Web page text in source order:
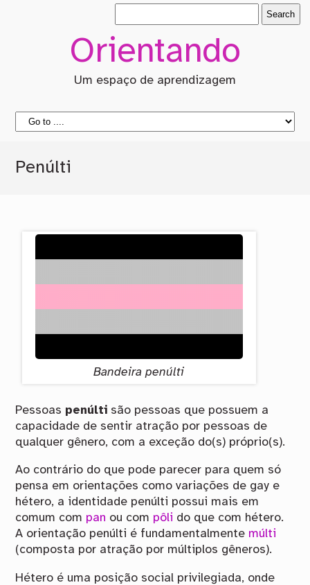
Orientando
Um espaço de aprendizagem
Penúlti
Bandeira penúlti
Pessoas penúlti são pessoas que possuem a
capacidade de sentir atração por pessoas de
qualquer gênero, com a exceção do(s) próprio(s).
Ao contrário do que pode parecer para quem só
pensa em orientações como variações de gay e
hétero, a identidade penúlti possui mais em
comum com pan ou com pôli do que com hétero.
A orientação penúlti é fundamentalmente múlti
(composta por atração por múltiplos gêneros).
Hétero é uma posição social privilegiada, onde